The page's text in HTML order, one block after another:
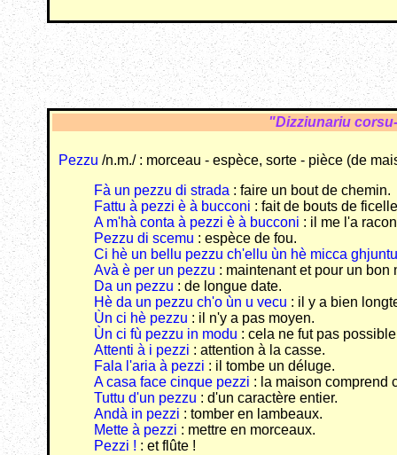
"Dizziunariu
Pezzu /n.m./ : morceau - espèce, sorte - pièce (de
Fà un pezzu di strada : faire un bout de chemin.
Fattu à pezzi è à bucconi : fait de bouts de
A m'hà conta à pezzi è à bucconi : il me l'a
Pezzu di scemu : espèce de fou.
Ci hè un bellu pezzu ch'ellu ùn hè micca ghjuntu
Avà è per un pezzu : maintenant et pour un bon
Da un pezzu : de longue date.
Hè da un pezzu ch'o ùn u vecu : il y a bien
Ùn ci hè pezzu : il n'y a pas moyen.
Ùn ci fù pezzu in modu : cela ne fut pas
Attenti à i pezzi : attention à la casse.
Fala l'aria à pezzi : il tombe un déluge.
A casa face cinque pezzi : la maison comprend
Tuttu d'un pezzu : d'un caractère entier.
Andà in pezzi : tomber en lambeaux.
Mette à pezzi : mettre en morceaux.
Pezzi ! : et flûte !